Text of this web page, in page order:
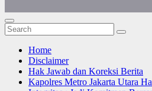
Home
Disclaimer
Hak Jawab dan Koreksi Berita
Kapolres Metro Jakarta Utara